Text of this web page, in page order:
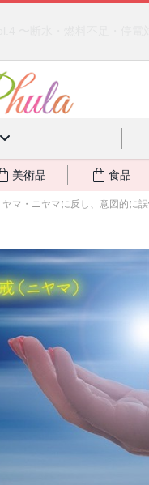
美術品 食品
ヤマ・ニヤマに反し、意図的に